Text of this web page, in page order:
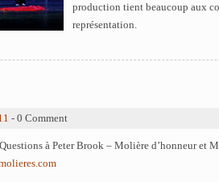
production tient beaucoup aux
représentation.
- 0 Comment
Questions à Peter Brook – Molière d’honneur et